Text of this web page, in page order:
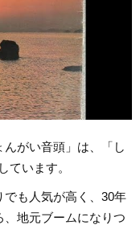
がい音頭」は、「し
ています。
も人気が高く、30年
地元ブームになりつ